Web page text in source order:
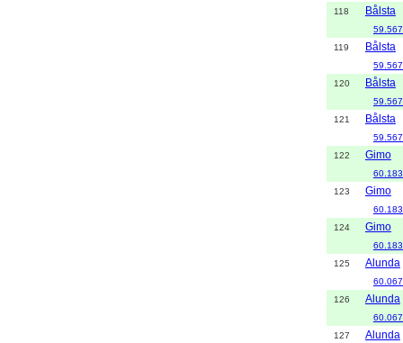
118
Bålsta
119
Bålsta
120
Bålsta
121
Bålsta
122
Gimo
123
Gimo
124
Gimo
125
Alunda
126
Alunda
127
Alunda